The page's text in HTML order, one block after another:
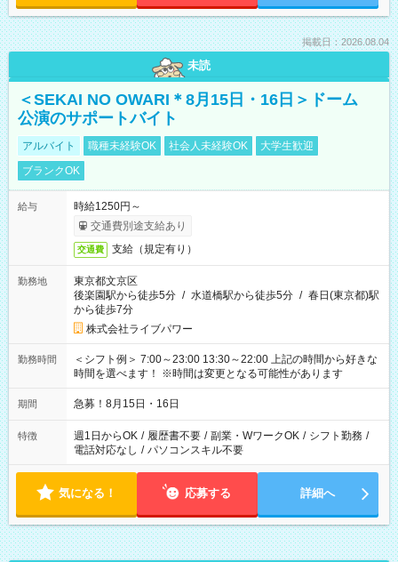
掲載日：2026.08.04
未読
＜SEKAI NO OWARI＊8月15日・16日＞ドーム
公演のサポートバイト
アルバイト 職種未経験OK 社会人未経験OK
大学生歓迎
ブランクOK
給与
時給1250円～
交通費別途支給あり
交通費 支給（規定有り）
勤務地
東京都文京区
後楽園駅から徒歩5分 / 水道橋駅から徒歩5分 / 春日(東京都)駅
から徒歩7分
株式会社ライブパワー
勤務時間
＜シフト例＞ 7:00～23:00 13:30～22:00 上記の時間から好きな
時間を選べます！ ※時間は変更となる可能性があります
期間 急募！8月15日・16日
特徴 週1日からOK / 履歴書不要 / 副業・WワークOK / シフト勤務 /
電話対応なし / パソコンスキル不要
気になる！ 応募する 詳細へ